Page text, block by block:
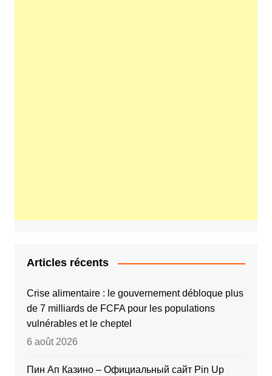
Articles récents
Crise alimentaire : le gouvernement débloque plus
de 7 milliards de FCFA pour les populations
vulnérables et le cheptel
6 août 2026
Пин Ап Казино – Официальный сайт Pin Up